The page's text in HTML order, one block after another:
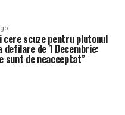
cere scuze pentru plutonul
de 1 Decembrie:
sunt de neacceptat”